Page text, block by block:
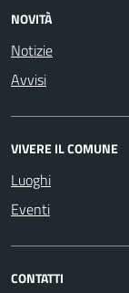
NOVITÀ
Notizie
Avvisi
VIVERE IL COMUNE
Luoghi
Eventi
CONTATTI